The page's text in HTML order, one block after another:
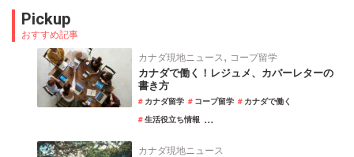
Pickup
おすすめ記事
カナダ現地ニュース, コープ留学
カナダで働く！レジュメ、カバーレターの
書き方
カナダ留学 コープ留学
カナダで働く
生活役立ち情報 ...
カナダ現地ニュース